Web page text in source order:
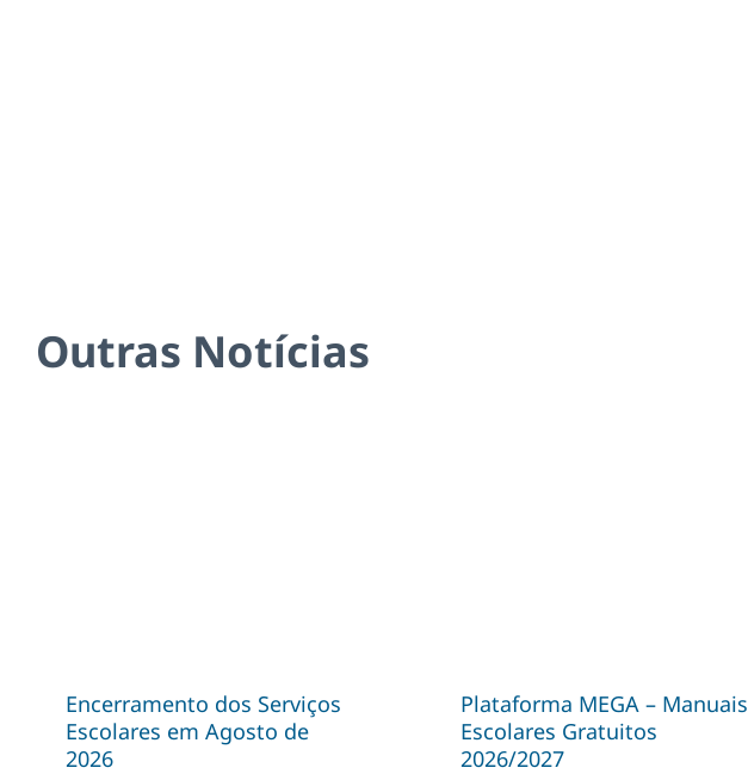
Outras Notícias
Encerramento dos Serviços
Escolares em Agosto de
2026
Plataforma MEGA – Manuais
Escolares Gratuitos
2026/2027